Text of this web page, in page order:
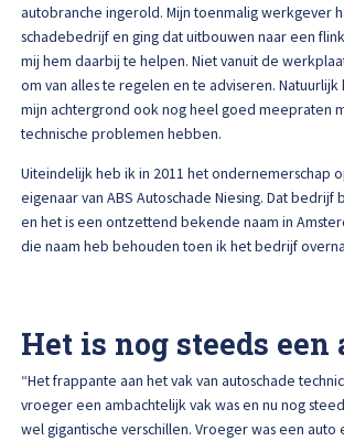
Hagelschade herstellen
Total loss
Afspraak maken
autobranche ingerold. Mijn toenmalig werkgever
schadebedrijf en ging dat uitbouwen naar een
mij hem daarbij te helpen. Niet vanuit de
om van alles te regelen en te adviseren. Natuurlijk
mijn achtergrond ook nog heel goed meepraten
technische problemen hebben.
Uiteindelijk heb ik in 2011 het ondernemerschap
eigenaar van ABS Autoschade Niesing. Dat bedrijf
en het is een ontzettend bekende naam in
die naam heb behouden toen ik het bedrijf
Het is nog steeds een
“Het frappante aan het vak van autoschade
vroeger een ambachtelijk vak was en nu nog
wel gigantische verschillen. Vroeger was een auto